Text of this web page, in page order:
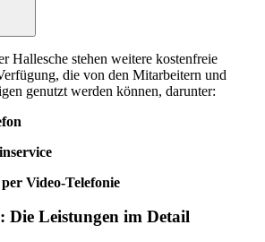
Hallesche stehen weitere kostenfreie
die von den Mitarbeitern und
genutzt werden können, darunter:
Video-Telefonie
Die Leistungen im Detail